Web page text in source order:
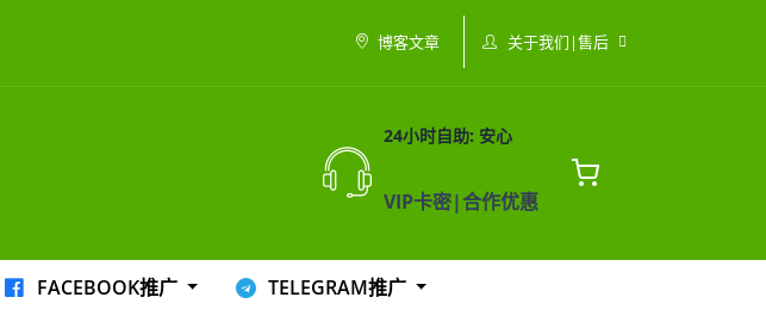
博客文章 关于我们|售后
24小时自助: 安心
VIP卡密|合作优惠
FACEBOOK推广
TELEGRAM推广